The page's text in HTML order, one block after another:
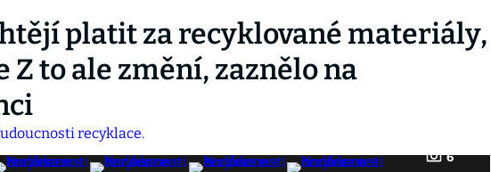
platit za recyklované materiály,
Z to ale změní, zaznělo na
6